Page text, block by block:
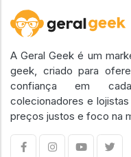
A Geral Geek é um
geek, criado para
confiança em
colecionadores e
preços justos e foco na